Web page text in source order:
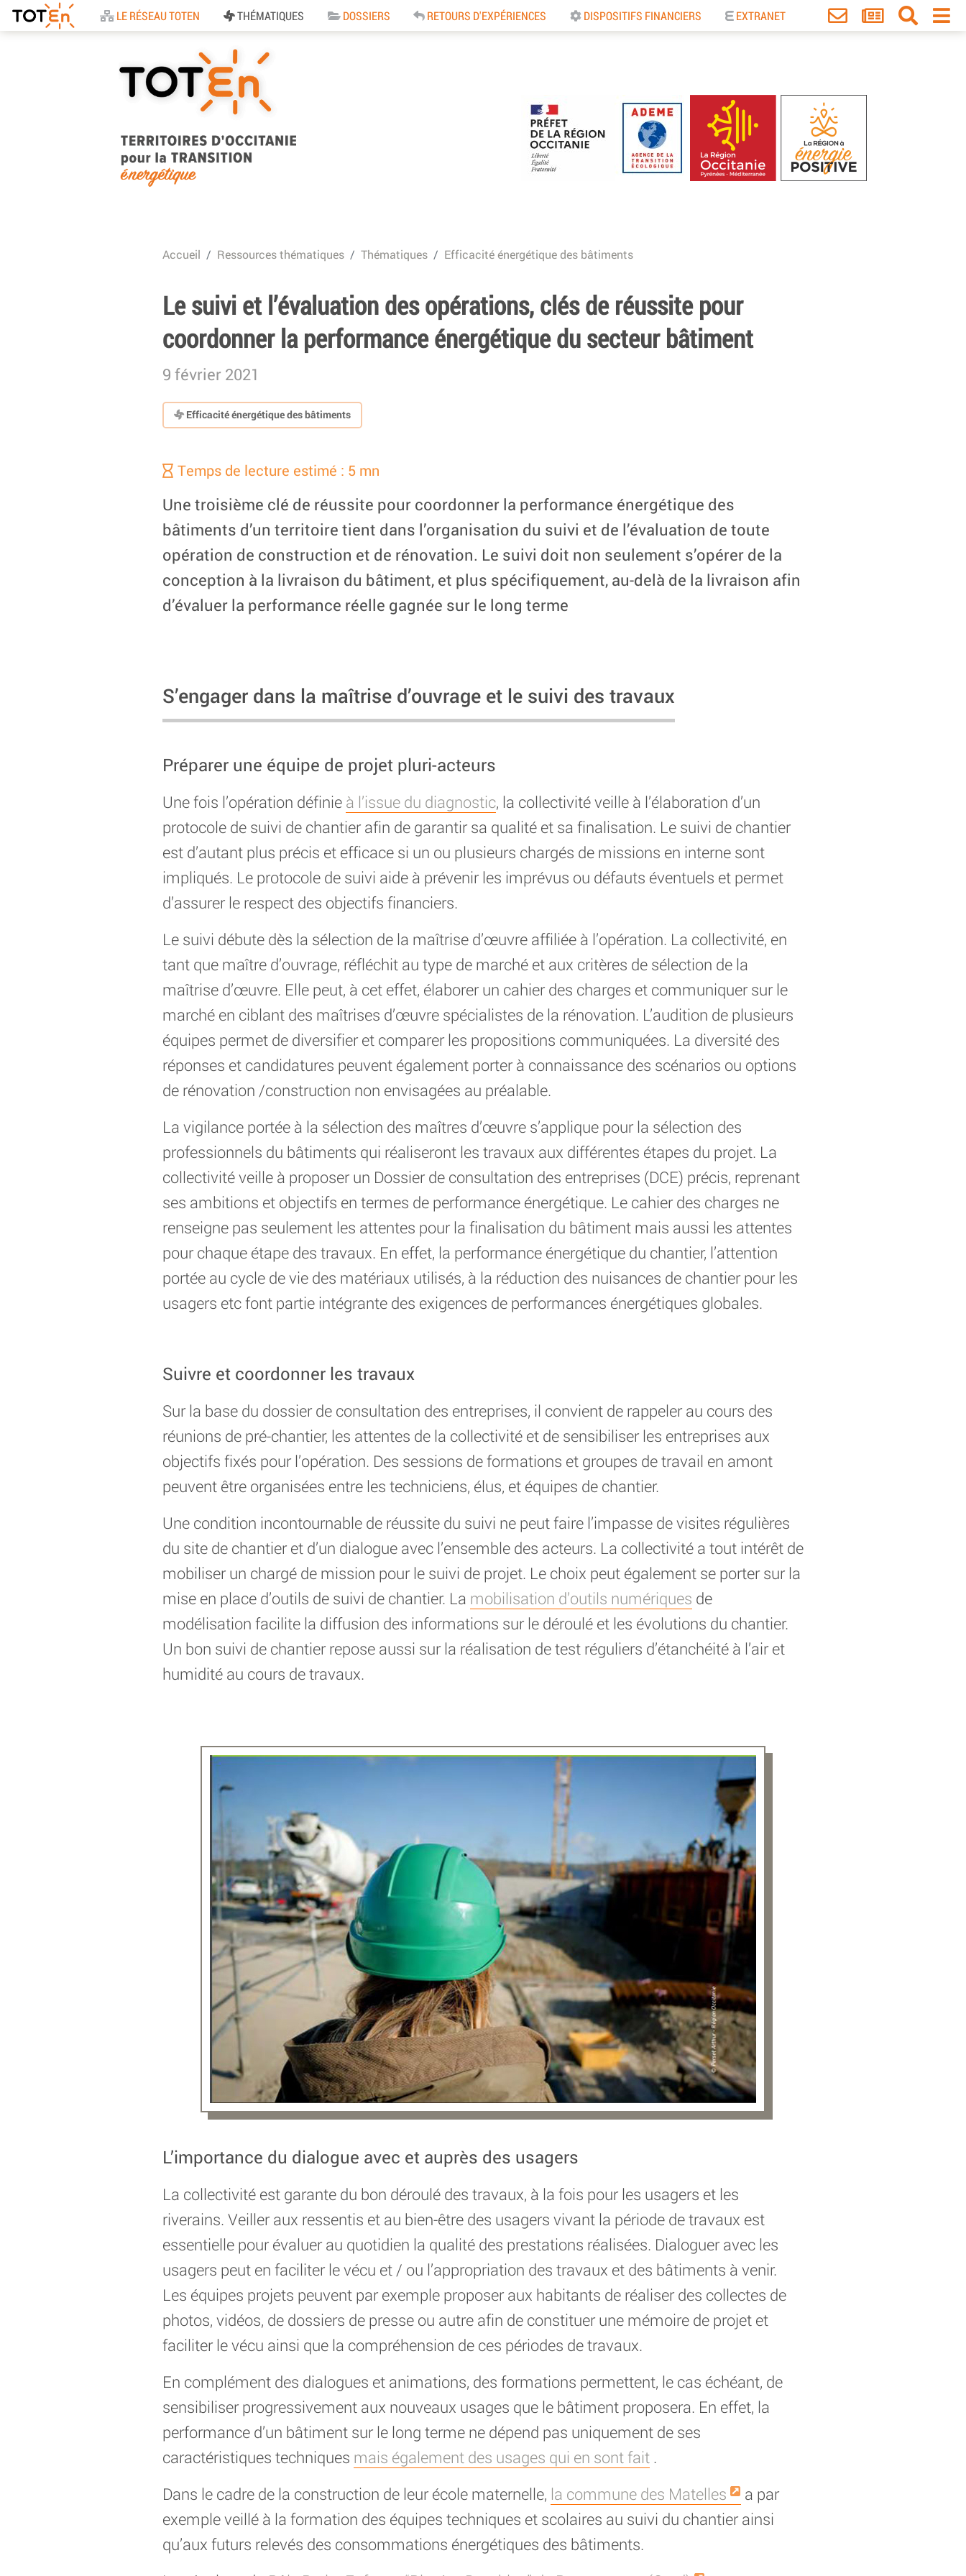
Accueil
LE RÉSEAU TOTEN THÉMATIQUES DOSSIERS RETOURS D'EXPÉRIENCES DISPOSITIFS FINANCIERS EXTRANET
pour la Transition
Energétique
Accueil Ressources thématiques Thématiques Efficacité énergétique des bâtiments
Le suivi et l’évaluation des opérations, clés de réussite pour
coordonner la performance énergétique du secteur bâtiment
9 février 2021
Efficacité énergétique des bâtiments
Temps de lecture estimé : 5 mn
Une troisième clé de réussite pour coordonner la performance énergétique des
bâtiments d’un territoire tient dans l’organisation du suivi et de l’évaluation de toute
opération de construction et de rénovation. Le suivi doit non seulement s’opérer de la
conception à la livraison du bâtiment, et plus spécifiquement, au-delà de la livraison afin
d’évaluer la performance réelle gagnée sur le long terme
S’engager dans la maîtrise d’ouvrage et le suivi des travaux
Préparer une équipe de projet pluri-acteurs
Une fois l’opération définie à l’issue du diagnostic, la collectivité veille à l’élaboration d’un
protocole de suivi de chantier afin de garantir sa qualité et sa finalisation. Le suivi de chantier
est d’autant plus précis et efficace si un ou plusieurs chargés de missions en interne sont
impliqués. Le protocole de suivi aide à prévenir les imprévus ou défauts éventuels et permet
d’assurer le respect des objectifs financiers.
Le suivi débute dès la sélection de la maîtrise d’œuvre affiliée à l’opération. La collectivité, en
tant que maître d’ouvrage, réfléchit au type de marché et aux critères de sélection de la
maîtrise d’œuvre. Elle peut, à cet effet, élaborer un cahier des charges et communiquer sur le
marché en ciblant des maîtrises d’œuvre spécialistes de la rénovation. L’audition de plusieurs
équipes permet de diversifier et comparer les propositions communiquées. La diversité des
réponses et candidatures peuvent également porter à connaissance des scénarios ou options
de rénovation /construction non envisagées au préalable.
La vigilance portée à la sélection des maîtres d’œuvre s’applique pour la sélection des
professionnels du bâtiments qui réaliseront les travaux aux différentes étapes du projet. La
collectivité veille à proposer un Dossier de consultation des entreprises (DCE) précis, reprenant
ses ambitions et objectifs en termes de performance énergétique. Le cahier des charges ne
renseigne pas seulement les attentes pour la finalisation du bâtiment mais aussi les attentes
pour chaque étape des travaux. En effet, la performance énergétique du chantier, l’attention
portée au cycle de vie des matériaux utilisés, à la réduction des nuisances de chantier pour les
usagers etc font partie intégrante des exigences de performances énergétiques globales.
Suivre et coordonner les travaux
Sur la base du dossier de consultation des entreprises, il convient de rappeler au cours des
réunions de pré-chantier, les attentes de la collectivité et de sensibiliser les entreprises aux
objectifs fixés pour l’opération. Des sessions de formations et groupes de travail en amont
peuvent être organisées entre les techniciens, élus, et équipes de chantier.
Une condition incontournable de réussite du suivi ne peut faire l’impasse de visites régulières
du site de chantier et d’un dialogue avec l’ensemble des acteurs. La collectivité a tout intérêt de
mobiliser un chargé de mission pour le suivi de projet. Le choix peut également se porter sur la
mise en place d’outils de suivi de chantier. La mobilisation d’outils numériques de
modélisation facilite la diffusion des informations sur le déroulé et les évolutions du chantier.
Un bon suivi de chantier repose aussi sur la réalisation de test réguliers d’étanchéité à l’air et
humidité au cours de travaux.
L’importance du dialogue avec et auprès des usagers
La collectivité est garante du bon déroulé des travaux, à la fois pour les usagers et les
riverains. Veiller aux ressentis et au bien-être des usagers vivant la période de travaux est
essentielle pour évaluer au quotidien la qualité des prestations réalisées. Dialoguer avec les
usagers peut en faciliter le vécu et / ou l’appropriation des travaux et des bâtiments à venir.
Les équipes projets peuvent par exemple proposer aux habitants de réaliser des collectes de
photos, vidéos, de dossiers de presse ou autre afin de constituer une mémoire de projet et
faciliter le vécu ainsi que la compréhension de ces périodes de travaux.
En complément des dialogues et animations, des formations permettent, le cas échéant, de
sensibiliser progressivement aux nouveaux usages que le bâtiment proposera. En effet, la
performance d’un bâtiment sur le long terme ne dépend pas uniquement de ses
caractéristiques techniques mais également des usages qui en sont fait.
Dans le cadre de la construction de leur école maternelle, la commune des Matelles
a par
exemple veillé à la formation des équipes techniques et scolaires au suivi du chantier ainsi
qu’aux futurs relevés des consommations énergétiques des bâtiments.